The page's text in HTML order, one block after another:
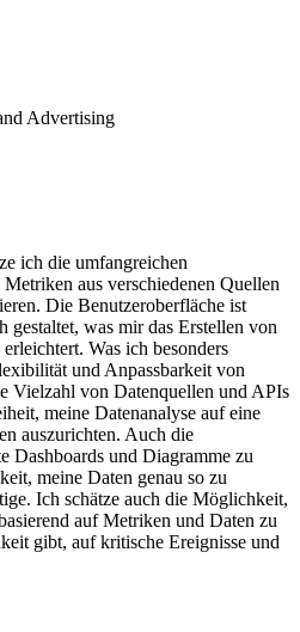
Advertising
ich die umfangreichen
aus verschiedenen Quellen
Die Benutzeroberfläche ist
gestaltet, was mir das Erstellen von
Was ich besonders
und Anpassbarkeit von
Vielzahl von Datenquellen und APIs
meine Datenanalyse auf eine
auszurichten. Auch die
Dashboards und Diagramme zu
meine Daten genau so zu
Ich schätze auch die Möglichkeit,
auf Metriken und Daten zu
gibt, auf kritische Ereignisse und